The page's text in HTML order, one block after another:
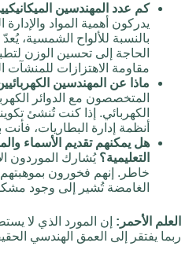
كم عدد المهندسين
يدركون أهمية المواد
بالنسبة للألواح الشمسية، يُعدّ
الحاجة إلى تحسين الوزن
مقاومة الاهتزازات للمنشآت
ماذا عن المهندسين
المتخصصون مع الدوائر
الكهربائي. إذا كنت تُنشئ
أنظمة إدارة البطاريات،
هل يمكنهم تقديم الأسماء
التعليمية؟ يُشارك الموردون
خاطر. إنهم فخورون
الغامضة تُشير إلى وجود
العلم الأحمر: إن المورد الذي لا
ربما يفتقر إلى العمق الهندسي